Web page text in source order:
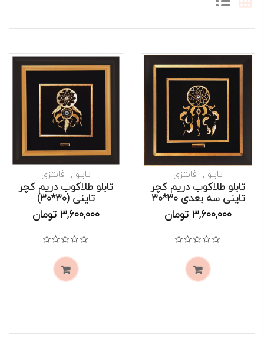
موجود است
تابلو فانتزی
تابلو طلاکوب دریم کچر
تاینی سه بعدی 30*30
3,600,000تومان
نمره0از 5
موجود است
تابلو فانتزی
تابلو طلاکوب دریم کچر
تاینی (30*30)
3,600,000تومان
نمره0از 5